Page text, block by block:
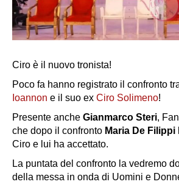
Ciro è il nuovo tronista!
Poco fa hanno registrato il confronto
Ioannon e il suo ex Ciro Solimeno!
Presente anche Gianmarco Steri,
che dopo il confronto Maria De Filippi
Ciro e lui ha accettato.
La puntata del confronto la vedremo
della messa in onda di Uomini e